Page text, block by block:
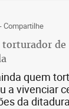
- Compartilhe
de
quem
a vivenciar
da ditadura